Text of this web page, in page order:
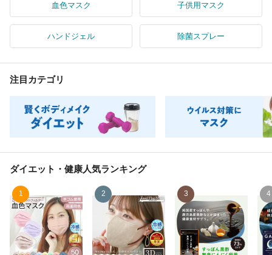
血色マスク 子供用マスク
ハンドジェル 除菌スプレー
注目カテゴリ
ダイエット・健康人気ランキング
1 2 3 4